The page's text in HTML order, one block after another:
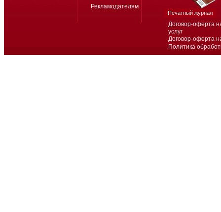
Договор-оферта
услуг
Договор-оферта
Политика
Рекламодателям
Печатный журнал